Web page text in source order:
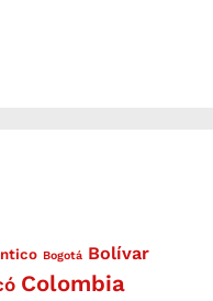
Bogotá Bolívar
Colombia